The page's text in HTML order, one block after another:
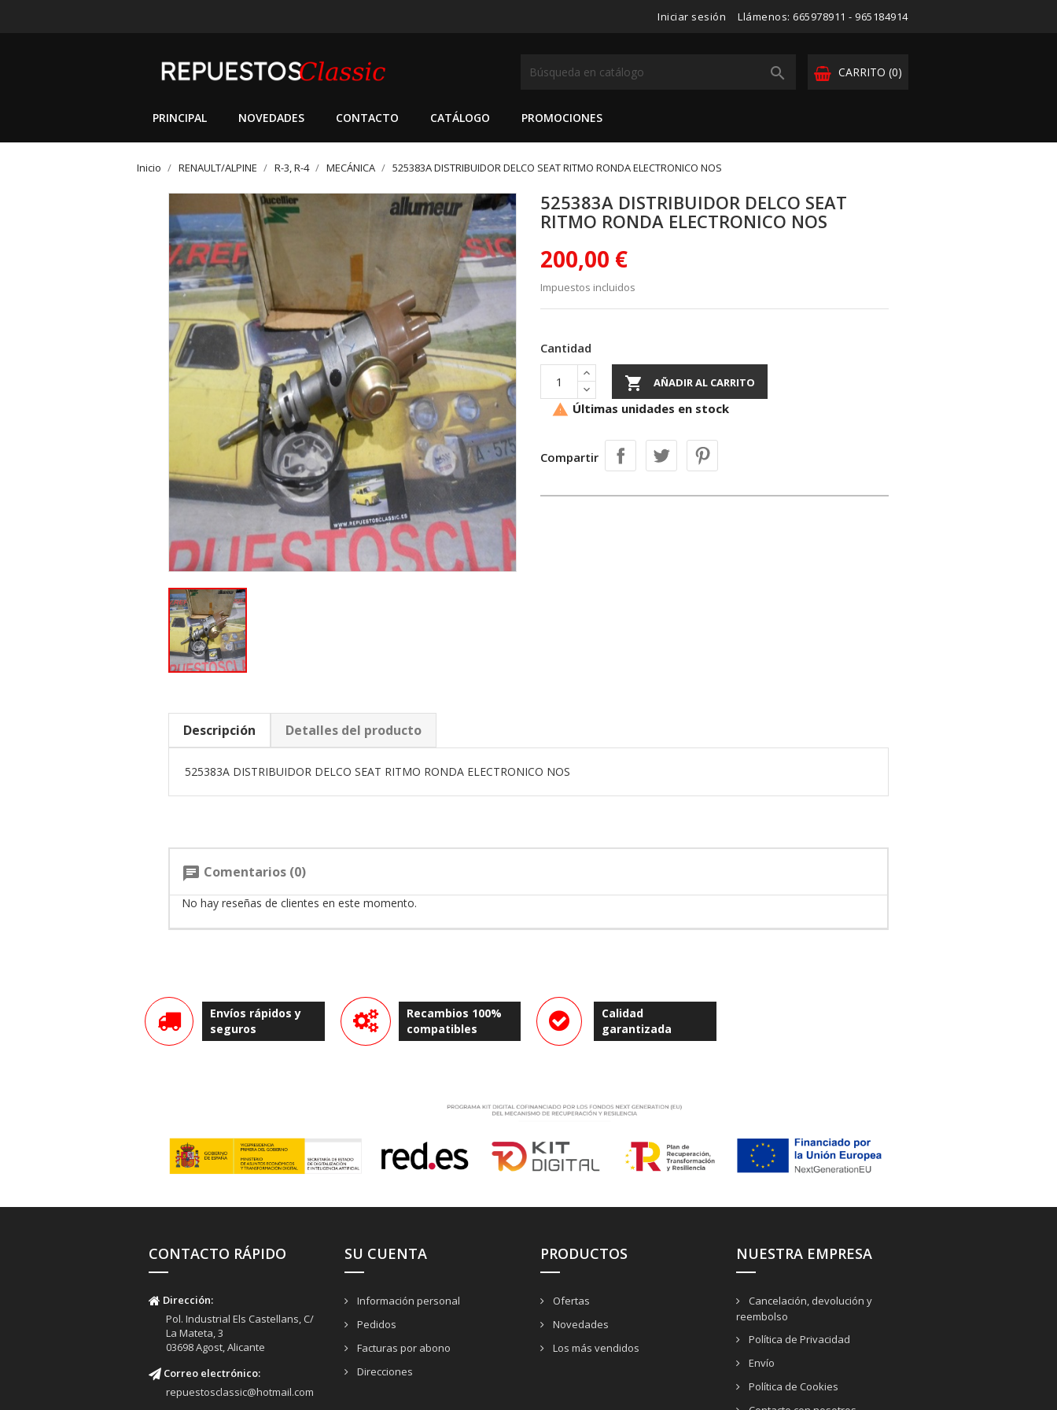
Iniciar sesión Llámenos: 665978911 - 965184914
CARRITO (0)

PRINCIPAL NOVEDADES CONTACTO CATÁLOGO PROMOCIONES
Inicio RENAULT/ALPINE R-3, R-4 MECÁNICA 525383A DISTRIBUIDOR DELCO SEAT RITMO RONDA ELECTRONICO NOS
525383A DISTRIBUIDOR DELCO SEAT
RITMO RONDA ELECTRONICO NOS
200,00 €
Impuestos incluidos
Cantidad
 AÑADIR AL CARRITO
 Últimas unidades en stock
Compartir
Descripción Detalles del producto
525383A DISTRIBUIDOR DELCO SEAT RITMO RONDA ELECTRONICO NOS
chat Comentarios (0)
No hay reseñas de clientes en este momento.
Envíos rápidos y
seguros
Recambios 100%
compatibles
Calidad
garantizada
CONTACTO RÁPIDO
Dirección:
Pol. Industrial Els Castellans, C/
La Mateta, 3
03698 Agost, Alicante
Correo electrónico:
repuestosclassic@hotmail.com
SU CUENTA
Información personal
Pedidos
Facturas por abono
Direcciones
PRODUCTOS
Ofertas
Novedades
Los más vendidos
NUESTRA EMPRESA
Cancelación, devolución y
reembolso
Política de Privacidad
Envío
Política de Cookies